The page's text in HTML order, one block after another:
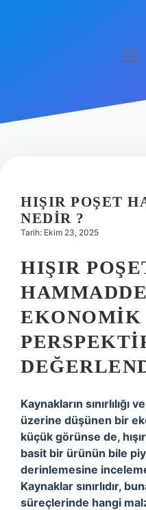
Hakkımızda
HIŞIR POŞET
NEDIR ?
Tarih: Ekim 23, 2025
HIŞIR
EKONOMIK
Kaynakların sınırlılığı
üzerine düşünen bir
küçük görünse de,
basit bir ürünün bile
derinlemesine
Kaynaklar sınırlıdır,
süreçlerinde hangi